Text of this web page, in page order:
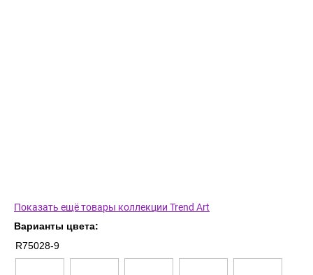
Показать ещё товары коллекции Trend Art
Варианты цвета:
R75028-9